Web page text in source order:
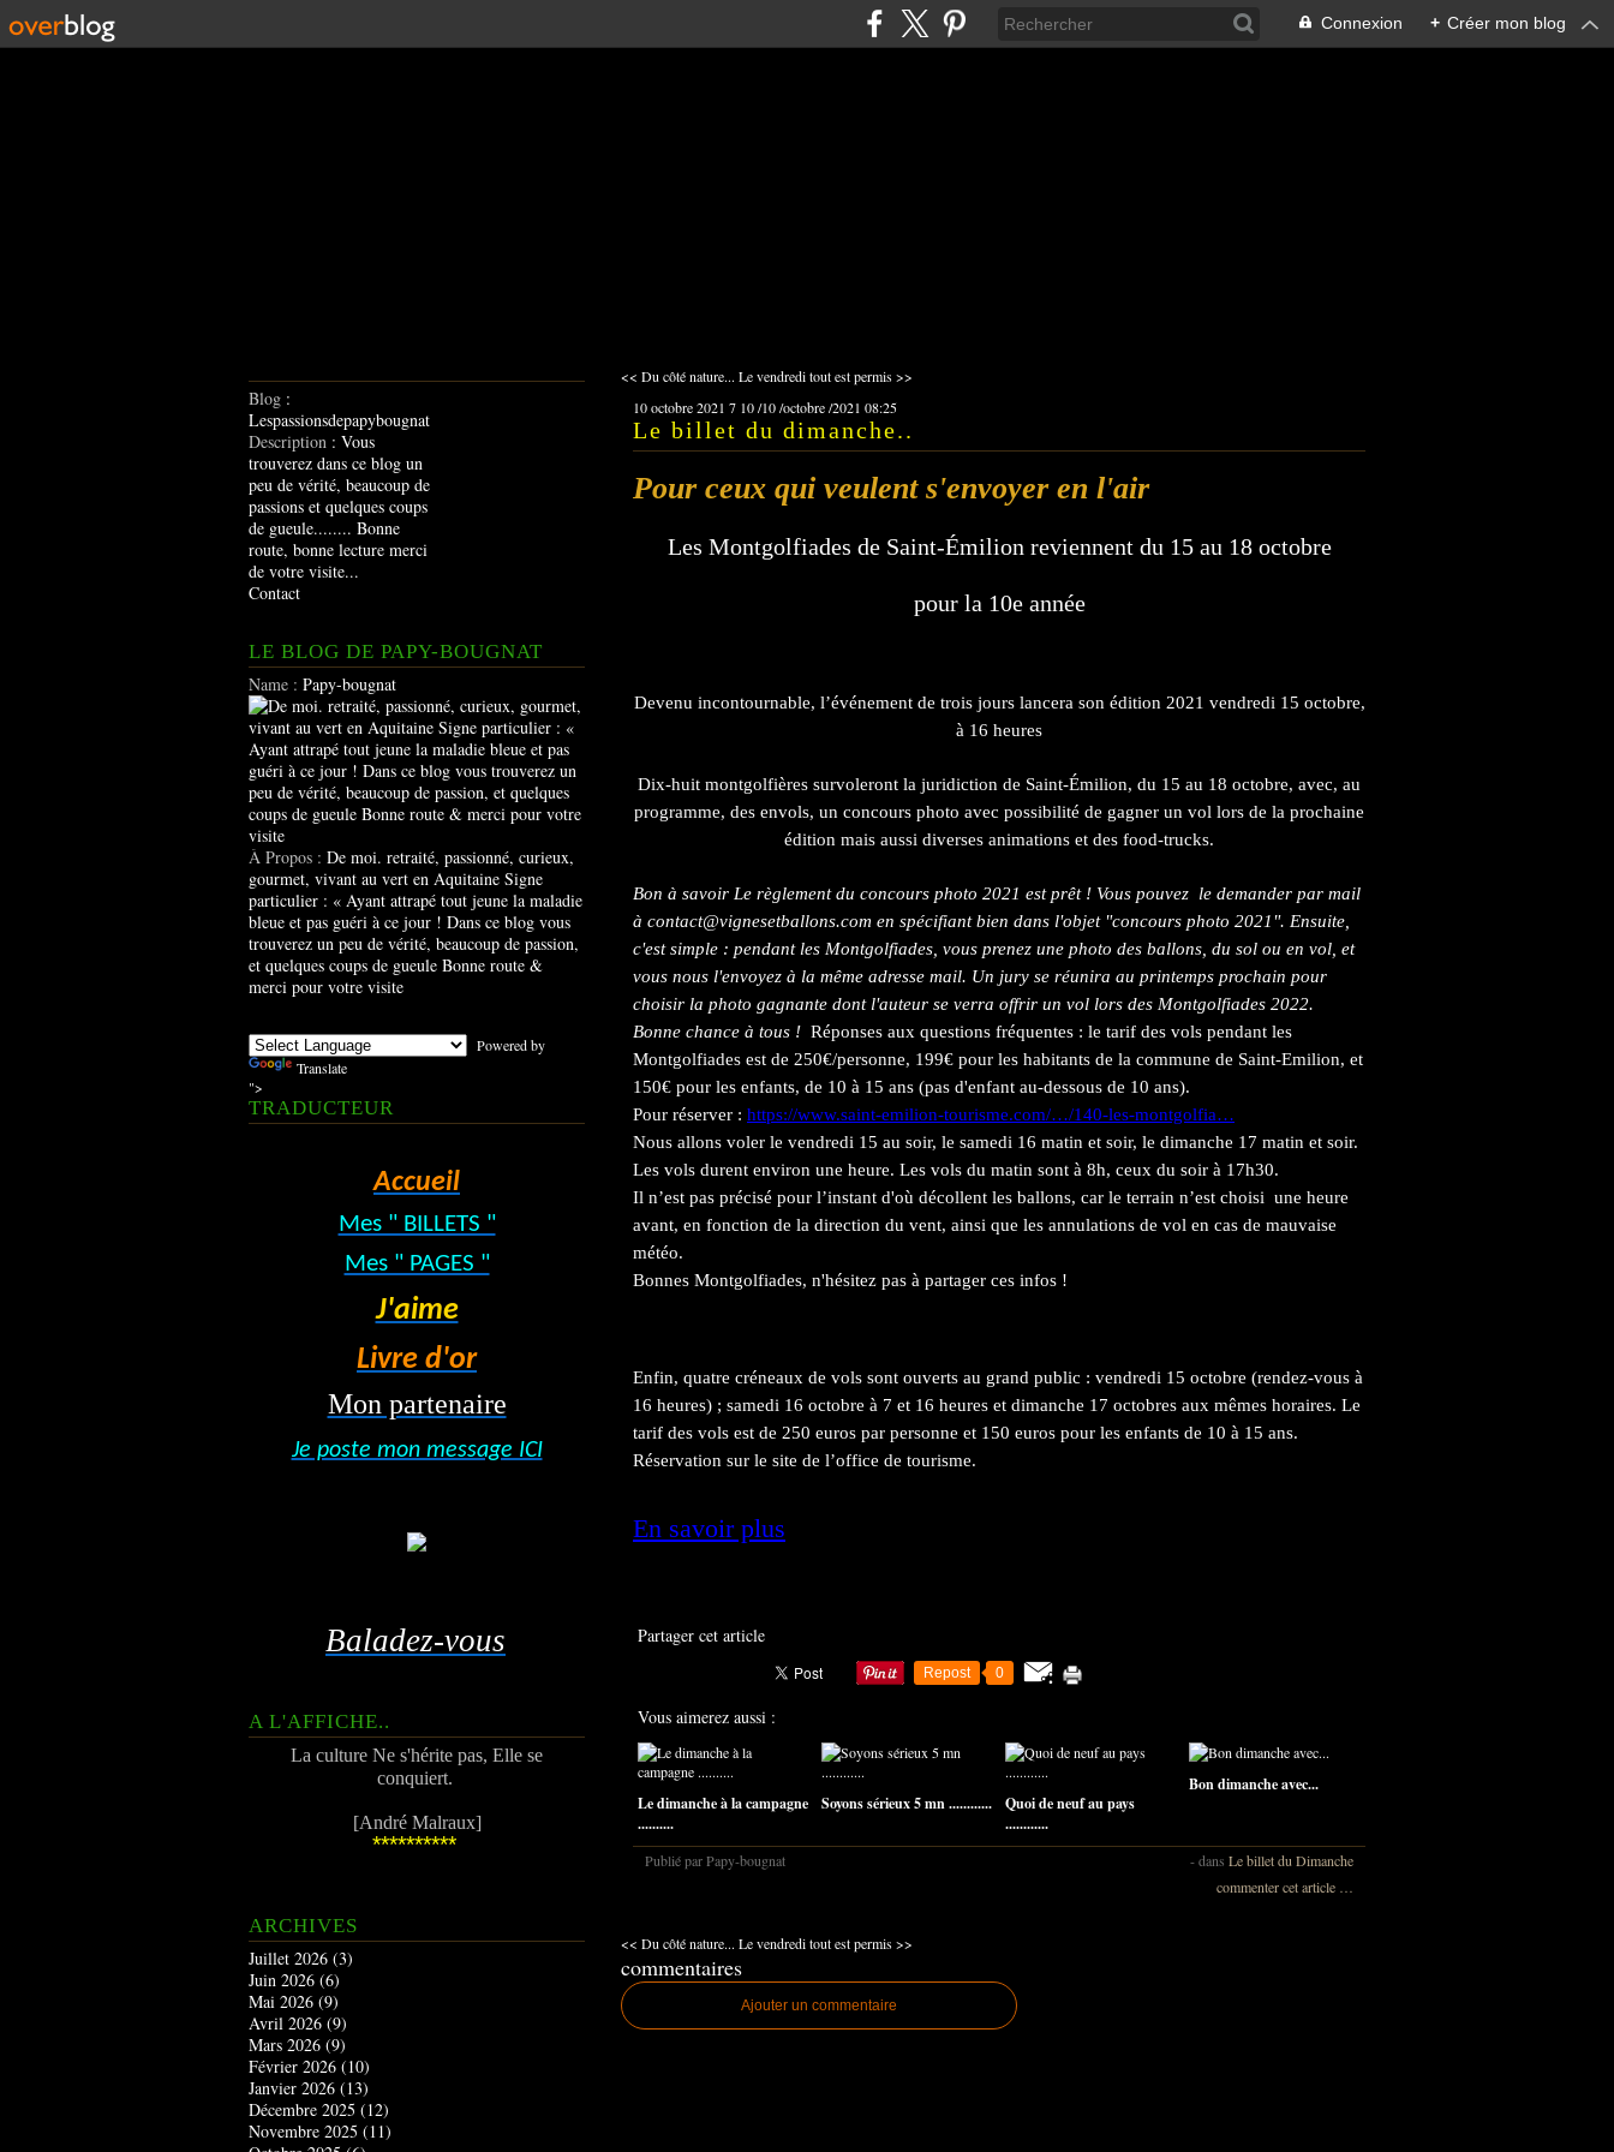
Connexion + Créer mon blog
Blog :
Lespassionsdepapybougnat
Description : Vous
trouverez dans ce blog un
peu de vérité, beaucoup de
passions et quelques coups
de gueule........ Bonne
route, bonne lecture merci
de votre visite...
Contact
LE BLOG DE PAPY-BOUGNAT
Name : Papy-bougnat
À Propos : De moi. retraité, passionné, curieux,
gourmet, vivant au vert en Aquitaine Signe
particulier : « Ayant attrapé tout jeune la maladie
bleue et pas guéri à ce jour ! Dans ce blog vous
trouverez un peu de vérité, beaucoup de passion,
et quelques coups de gueule Bonne route &
merci pour votre visite
Powered by
Translate
">
TRADUCTEUR
Accueil
Mes " BILLETS "
Mes " PAGES "
J'aime
Livre d'or
Mon partenaire
Je poste mon message ICI
Baladez-vous
A L'AFFICHE..
La culture Ne s'hérite pas, Elle se
conquiert.
[André Malraux]
**********
ARCHIVES
Juillet 2026 (3)
Juin 2026 (6)
Mai 2026 (9)
Avril 2026 (9)
Mars 2026 (9)
Février 2026 (10)
Janvier 2026 (13)
Décembre 2025 (12)
Novembre 2025 (11)
<< Du côté nature... Le vendredi tout est permis >>
10 octobre 2021 7 10/10/octobre/2021 08:25
Le billet du dimanche..
Pour ceux qui veulent s'envoyer en l'air
Les Montgolfiades de Saint-Émilion reviennent du 15 au 18 octobre
pour la 10e année
Devenu incontournable, l’événement de trois jours lancera son édition 2021 vendredi 15 octobre,
à 16 heures
Dix-huit montgolfières survoleront la juridiction de Saint-Émilion, du 15 au 18 octobre, avec, au
programme, des envols, un concours photo avec possibilité de gagner un vol lors de la prochaine
édition mais aussi diverses animations et des food-trucks.
Bon à savoir Le règlement du concours photo 2021 est prêt ! Vous pouvez le demander par mail
à contact@vignesetballons.com en spécifiant bien dans l'objet "concours photo 2021". Ensuite,
c'est simple : pendant les Montgolfiades, vous prenez une photo des ballons, du sol ou en vol, et
vous nous l'envoyez à la même adresse mail. Un jury se réunira au printemps prochain pour
choisir la photo gagnante dont l'auteur se verra offrir un vol lors des Montgolfiades 2022.
Bonne chance à tous ! Réponses aux questions fréquentes : le tarif des vols pendant les
Montgolfiades est de 250€/personne, 199€ pour les habitants de la commune de Saint-Emilion, et
150€ pour les enfants, de 10 à 15 ans (pas d'enfant au-dessous de 10 ans).
Pour réserver : https://www.saint-emilion-tourisme.com/…/140-les-montgolfia…
Nous allons voler le vendredi 15 au soir, le samedi 16 matin et soir, le dimanche 17 matin et soir.
Les vols durent environ une heure. Les vols du matin sont à 8h, ceux du soir à 17h30.
Il n’est pas précisé pour l’instant d'où décollent les ballons, car le terrain n’est choisi une heure
avant, en fonction de la direction du vent, ainsi que les annulations de vol en cas de mauvaise
météo.
Bonnes Montgolfiades, n'hésitez pas à partager ces infos !
Enfin, quatre créneaux de vols sont ouverts au grand public : vendredi 15 octobre (rendez-vous à
16 heures) ; samedi 16 octobre à 7 et 16 heures et dimanche 17 octobres aux mêmes horaires. Le
tarif des vols est de 250 euros par personne et 150 euros pour les enfants de 10 à 15 ans.
Réservation sur le site de l’office de tourisme.
En savoir plus
Partager cet article
Repost 0
Vous aimerez aussi :
Le dimanche à la campagne
..........
Soyons sérieux 5 mn ............
Quoi de neuf au pays
............
Bon dimanche avec...
Publié par Papy-bougnat -dans Le billet du Dimanche
commenter cet article
<< Du côté nature... Le vendredi tout est permis >>
commentaires
Ajouter un commentaire